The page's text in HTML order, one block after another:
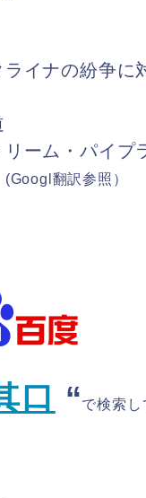
ライナの紛争に
リーム・パイプ
(Googl 翻訳参照）
口 “で検索し